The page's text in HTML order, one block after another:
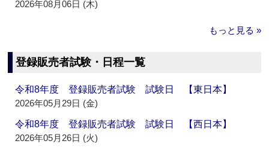
2026年08月06日 (木)
もっと見る »
登録販売者試験・日程一覧
令和8年度 登録販売者試験 試験日 【東日本】
2026年05月29日 (金)
令和8年度 登録販売者試験 試験日 【西日本】
2026年05月26日 (火)